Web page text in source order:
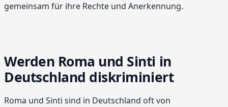
gemeinsam für ihre Rechte und Anerkennung.
Werden Roma und Sinti in
Deutschland diskriminiert
Roma und Sinti sind in Deutschland oft von